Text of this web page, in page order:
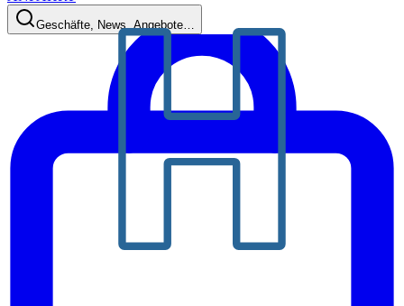
Geschäfte, News, Angebote…